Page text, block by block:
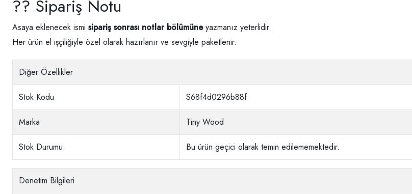
?? Sipariş Notu
Asaya eklenecek ismi sipariş sonrası notlar bölümüneyazmanız yeterlidir.
Her ürün el işçiliğiyle özel olarak hazırlanır ve sevgiyle paketlenir.
Diğer Özellikler
Stok Kodu S68f4d0296b88f
Marka Tiny Wood
Stok Durumu Bu ürün geçici olarak temin edilememektedir.
Denetim Bilgileri